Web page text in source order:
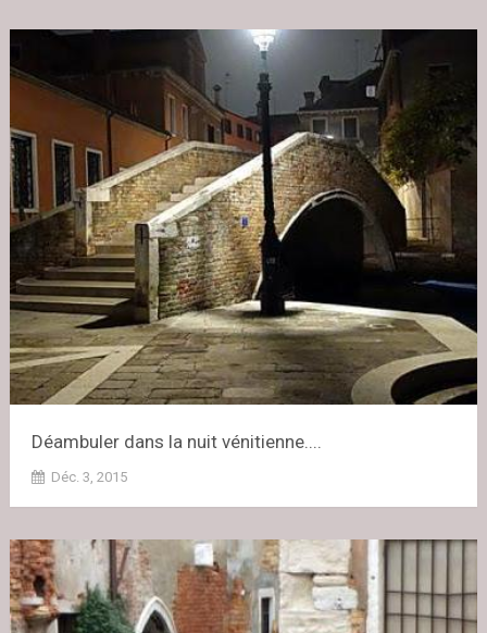
Déambuler dans la nuit vénitienne....
Déc. 3, 2015